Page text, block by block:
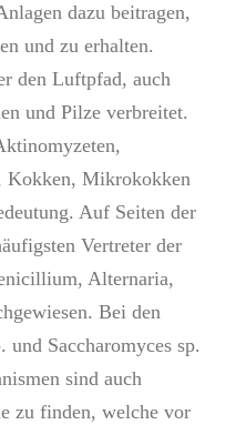
dazu beitragen,
und zu erhalten.
den Luftpfad, auch
und Pilze verbreitet.
Kokken, Mikrokokken
Auf Seiten der
Vertreter der
Alternaria,
Bei den
Saccharomyces sp.
sind auch
zu finden, welche vor